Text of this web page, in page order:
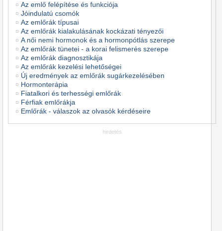
Az emlő felépítése és funkciója
Jóindulatú csomók
Az emlőrák típusai
Az emlőrák kialakulásának kockázati tényezői
A női nemi hormonok és a hormonpótlás szerepe
Az emlőrák tünetei - a korai felismerés szerepe
Az emlőrák diagnosztikája
Az emlőrák kezelési lehetőségei
Új eredmények az emlőrák sugárkezelésében
Hormonterápia
Fiatalkori és terhességi emlőrák
Férfiak emlőrákja
Emlőrák - válaszok az olvasók kérdéseire
hirdetés